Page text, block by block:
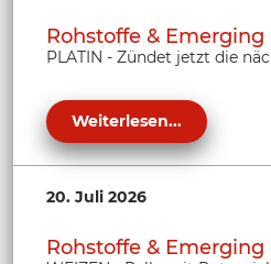
Rohstoffe & Emerging
PLATIN - Zündet jetzt die
Weiterlesen...
20. Juli 2026
Rohstoffe & Emerging